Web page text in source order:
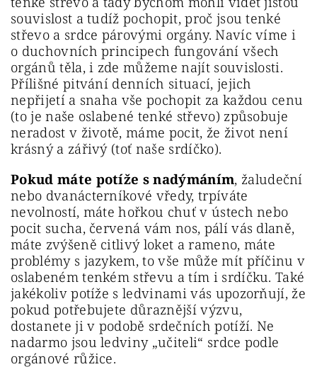
souvislost a tudíž pochopit, proč jsou tenké
střevo a srdce párovými orgány. Navíc víme i
o duchovních principech fungování všech
orgánů těla, i zde můžeme najít souvislosti.
Přílišné pitvání denních situací, jejich
nepřijetí a snaha vše pochopit za každou cenu
(to je naše oslabené tenké střevo) způsobuje
neradost v životě, máme pocit, že život není
krásný a zářivý (toť naše srdíčko).
Pokud máte potíže s nadýmáním, žaludeční
nebo dvanácterníkové vředy, trpíváte
nevolností, máte hořkou chuť v ústech nebo
pocit sucha, červená vám nos, pálí vás dlaně,
máte zvýšeně citlivý loket a rameno, máte
problémy s jazykem, to vše může mít příčinu v
oslabeném tenkém střevu a tím i srdíčku. Také
jakékoliv potíže s ledvinami vás upozorňují, že
pokud potřebujete důraznější výzvu,
dostanete ji v podobě srdečních potíží. Ne
nadarmo jsou ledviny „učiteli“ srdce podle
orgánové růžice.